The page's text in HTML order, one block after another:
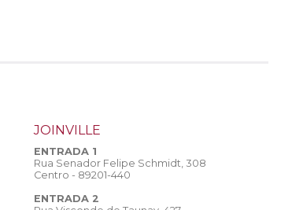
JOINVILLE
ENTRADA 1
Rua Senador Felipe Schmidt, 308
Centro - 89201-440
ENTRADA 2